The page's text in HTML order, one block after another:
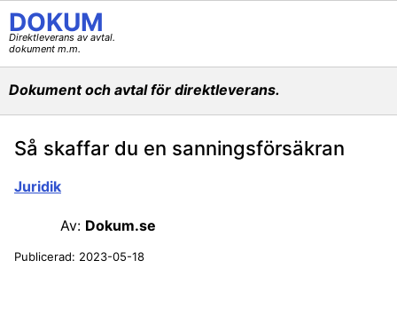
DOKUM
Direktleverans av avtal.
dokument m.m.
Dokument och avtal för direktleverans.
Så skaffar du en sanningsförsäkran
Juridik
Av: Dokum.se
Publicerad: 2023-05-18